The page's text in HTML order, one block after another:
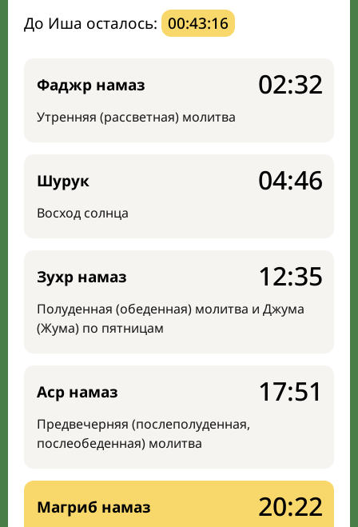
До Иша осталось: 00:43:15
Фаджр намаз
Утренняя (рассветная) молитва
02:32
Шурук
Восход солнца
04:46
Зухр намаз
Полуденная (обеденная) молитва и Джума
(Жума) по пятницам
12:35
Аср намаз
Предвечерняя (послеполуденная,
послеобеденная) молитва
17:51
Магриб намаз 20:22